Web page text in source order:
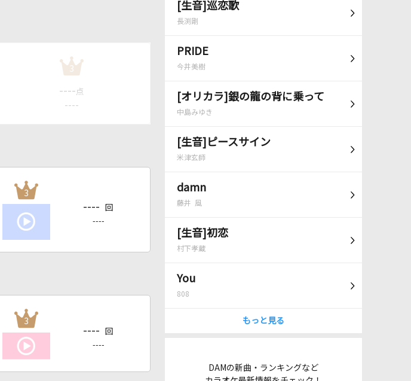
[生音]巡恋歌
長渕剛
PRIDE
今井美樹
[オリカラ]銀の龍の背に乗って
中島みゆき
[生音]ピースサイン
米津玄師
damn
藤井 風
[生音]初恋
村下孝蔵
You
808
もっと見る
DAMの新曲・ランキングなど
3
---- 点
----
3
---- 回
----
3
---- 回
----